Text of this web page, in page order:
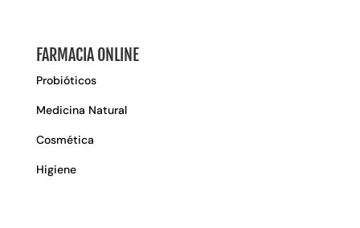
FARMACIA ONLINE
Probióticos
Medicina Natural
Cosmética
Higiene